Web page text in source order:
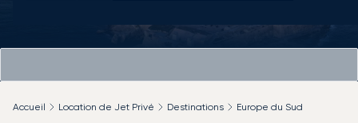
Accueil Location de Jet Privé Destinations Europe du Sud